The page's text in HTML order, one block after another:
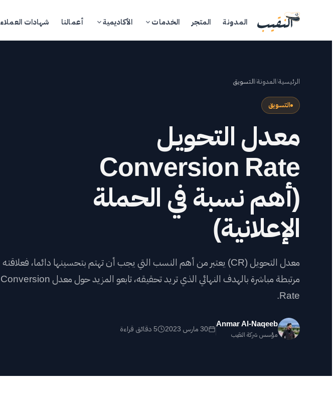
المدونة المتجر الخدمات الأكاديمية أعمالنا شهادات العملاء
المتجر
الخدمات
شهادات العملاء
الرئيسية/المدونة/التسويق
التسويق
معدل التحويل
Conversion Rate
(أهم نسبة في الحملة
الإعلانية)
معدل التحويل (CR) يعتبر من أهم النسب التي يجب أن تهتم بتحسينها دائما، فعلاقته
مرتبطة مباشرة بالهدف النهائي الذي تريد تحقيقه، تابعو المزيد حول معدل Conversion
Rate.
Anmar Al-Naqeeb
مؤسس شركة النقيب
30 مارس 2023 5 دقائق قراءة